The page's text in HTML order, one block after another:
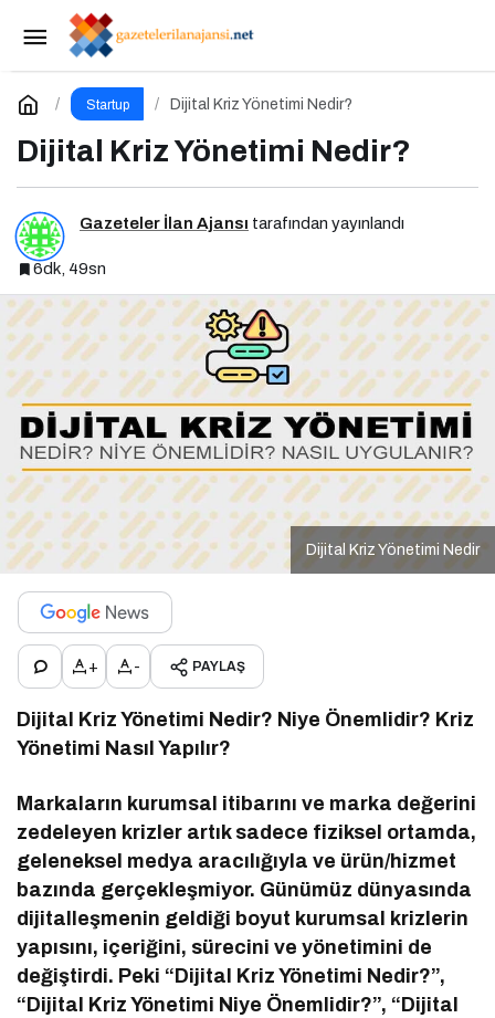
Startup Dijital Kriz Yönetimi Nedir?
Dijital Kriz Yönetimi Nedir?
Gazeteler İlan Ajansı tarafından yayınlandı
6dk, 49sn
Dijital Kriz Yönetimi Nedir
+ - PAYLAŞ
Dijital Kriz Yönetimi Nedir? Niye Önemlidir? Kriz
Yönetimi Nasıl Yapılır?
Markaların kurumsal itibarını ve marka değerini
zedeleyen krizler artık sadece fiziksel ortamda,
geleneksel medya aracılığıyla ve ürün/hizmet
bazında gerçekleşmiyor. Günümüz dünyasında
dijitalleşmenin geldiği boyut kurumsal krizlerin
yapısını, içeriğini, sürecini ve yönetimini de
değiştirdi. Peki “Dijital Kriz Yönetimi Nedir?”,
“Dijital Kriz Yönetimi Niye Önemlidir?”, “Dijital
Kurumsal Blog Yönetimi Nedir? Niye Önemlidir?
Kurumsal Blog Yönetimi Nasıl Yapılır?
Yorum Yap